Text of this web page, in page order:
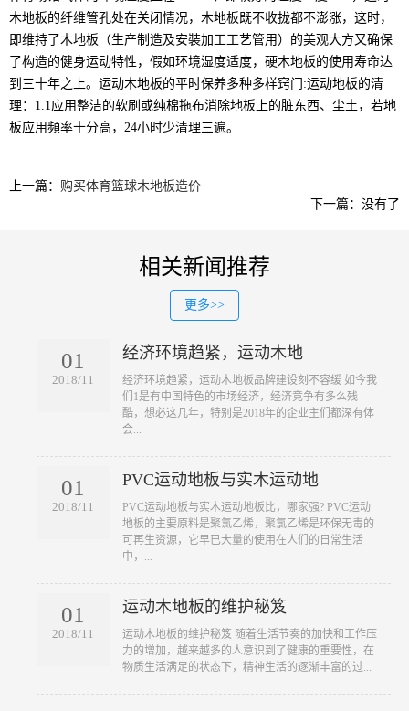
木地板的纤维管孔处在关闭情况，木地板既不收拢都不澎涨，这时，
即维持了木地板（生产制造及安裝加工工艺管用）的美观大方又确保
了构造的健身运动特性，假如环境湿度适度，硬木地板的使用寿命达
到三十年之上。运动木地板的平时保养多种多样窍门:运动地板的清
理：1.1应用整洁的软刷或纯棉拖布消除地板上的脏东西、尘土，若地
板应用頻率十分高，24小时少清理三遍。
上一篇： 购买体育篮球木地板造价
下一篇：没有了
相关新闻推荐
更多>>
01
2018/11
经济环境趋紧，运动木地
​经济环境趋紧，运动木地板品牌建设刻不容缓 如今我
们1是有中国特色的市场经济，经济竞争有多么残
酷，想必这几年，特别是2018年的企业主们都深有体
会...
01
2018/11
PVC运动地板与实木运动地
​PVC运动地板与实木运动地板比，哪家强? PVC运动
地板的主要原料是聚氯乙烯，聚氯乙烯是环保无毒的
可再生资源，它早已大量的使用在人们的日常生活
中，...
01
2018/11
运动木地板的维护秘笈
​运动木地板的维护秘笈 随着生活节奏的加快和工作压
力的增加，越来越多的人意识到了健康的重要性，在
物质生活满足的状态下，精神生活的逐渐丰富的过...